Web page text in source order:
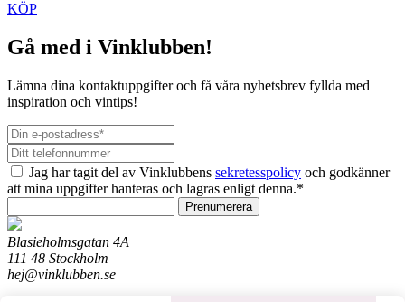
KÖP
Gå med i Vinklubben!
Lämna dina kontaktuppgifter och få våra nyhetsbrev fyllda med
inspiration och vintips!
Jag har tagit del av Vinklubbens sekretesspolicy och godkänner
att mina uppgifter hanteras och lagras enligt denna.*
Prenumerera
Blasieholmsgatan 4A
111 48 Stockholm
hej@vinklubben.se